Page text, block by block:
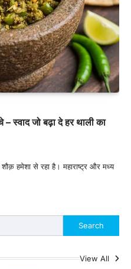
स्वाद जो बढ़ा दे हर थाली का
हमेशा से रहा है। महाराष्ट्र और मध्य
Search
View All